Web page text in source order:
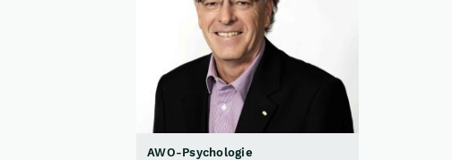
AWO-Psychologie